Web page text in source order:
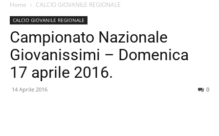
Home CALCIO GIOVANILE REGIONALE
CALCIO GIOVANILE REGIONALE
Campionato Nazionale
Giovanissimi – Domenica
17 aprile 2016.
14 Aprile 2016 0